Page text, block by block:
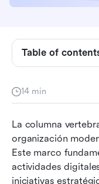
14 min
La columna
organización
Este marco
actividades
iniciativas
Table of
Tipos de
de TI
proyectos de
Ciclo de vida de
infraestructura